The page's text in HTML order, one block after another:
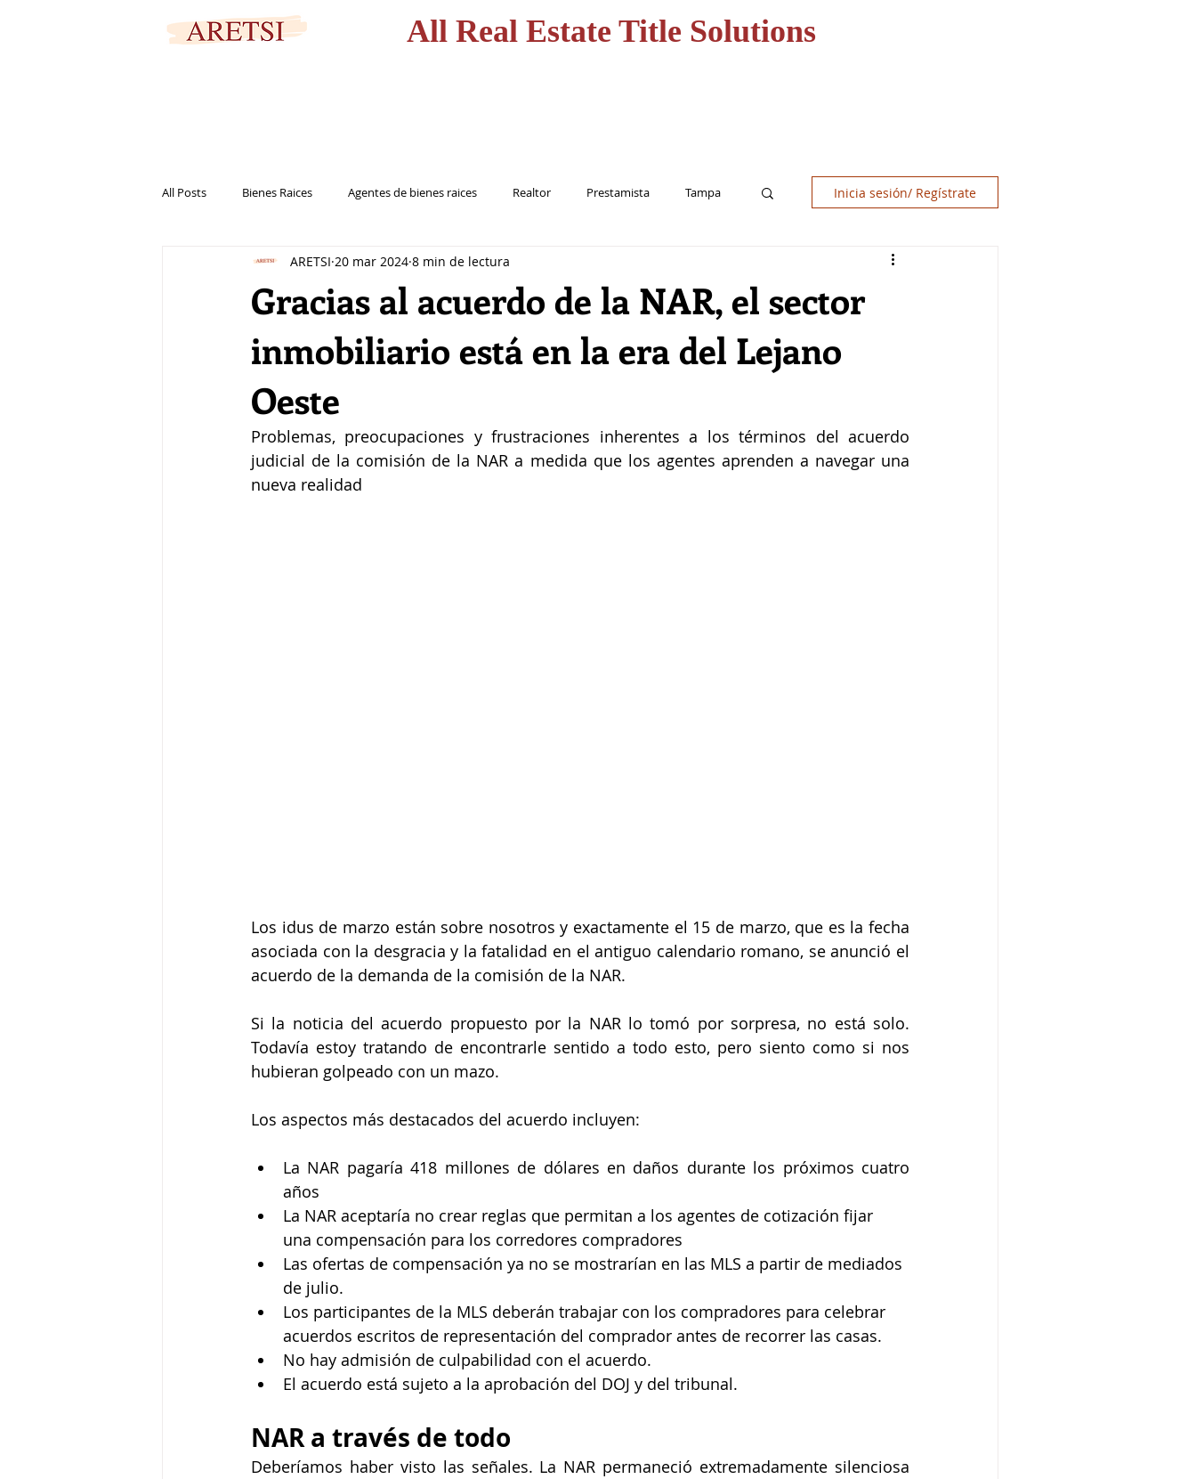
All Real Estate Title Solutions
All Posts Bienes Raices Agentes de bienes raices Realtor Prestamista Tampa
Casa Vivienda Inversionista
Inicia sesión/ Regístrate
Gracias al acuerdo de la NAR, el sector
inmobiliario está en la era del Lejano
Oeste
ARETSI 20 mar 2024 8 min de lectura
Problemas, preocupaciones y frustraciones inherentes a los términos del acuerdo
judicial de la comisión de la NAR a medida que los agentes aprenden a navegar una
nueva realidad
Los idus de marzo están sobre nosotros y exactamente el 15 de marzo, que es la fecha
asociada con la desgracia y la fatalidad en el antiguo calendario romano, se anunció el
acuerdo de la demanda de la comisión de la NAR.
Si la noticia del acuerdo propuesto por la NAR lo tomó por sorpresa, no está solo.
Todavía estoy tratando de encontrarle sentido a todo esto, pero siento como si nos
hubieran golpeado con un mazo.
Los aspectos más destacados del acuerdo incluyen:
La NAR pagaría 418 millones de dólares en daños durante los próximos cuatro
años
La NAR aceptaría no crear reglas que permitan a los agentes de cotización fijar
una compensación para los corredores compradores
Las ofertas de compensación ya no se mostrarían en las MLS a partir de mediados
de julio.
Los participantes de la MLS deberán trabajar con los compradores para celebrar
acuerdos escritos de representación del comprador antes de recorrer las casas.
No hay admisión de culpabilidad con el acuerdo.
El acuerdo está sujeto a la aprobación del DOJ y del tribunal.
NAR a través de todo
Deberíamos haber visto las señales. La NAR permaneció extremadamente silenciosa